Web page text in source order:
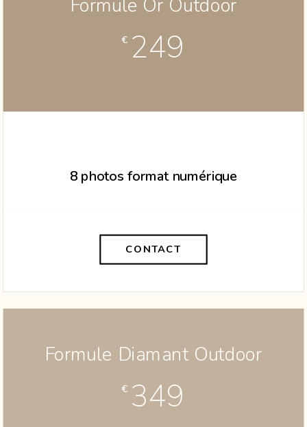
Formule Or Outdoor
€ 249
8 photos format numérique
CONTACT
Formule Diamant Outdoor
€ 349